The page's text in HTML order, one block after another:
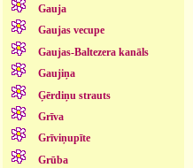
Gauja
Gaujas vecupe
Gaujas-Baltezera kanāls
Gaujiņa
Ģērdiņu strauts
Grīva
Grīviņupīte
Grūba